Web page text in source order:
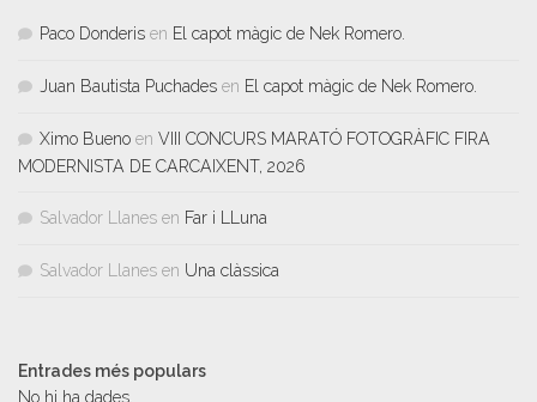
Paco Donderis en El capot màgic de Nek Romero.
Juan Bautista Puchades en El capot màgic de Nek Romero.
Ximo Bueno en VIII CONCURS MARATÓ FOTOGRÀFIC FIRA
MODERNISTA DE CARCAIXENT, 2026
Salvador Llanes en Far i LLuna
Salvador Llanes en Una clàssica
Entrades més populars
No hi ha dades.